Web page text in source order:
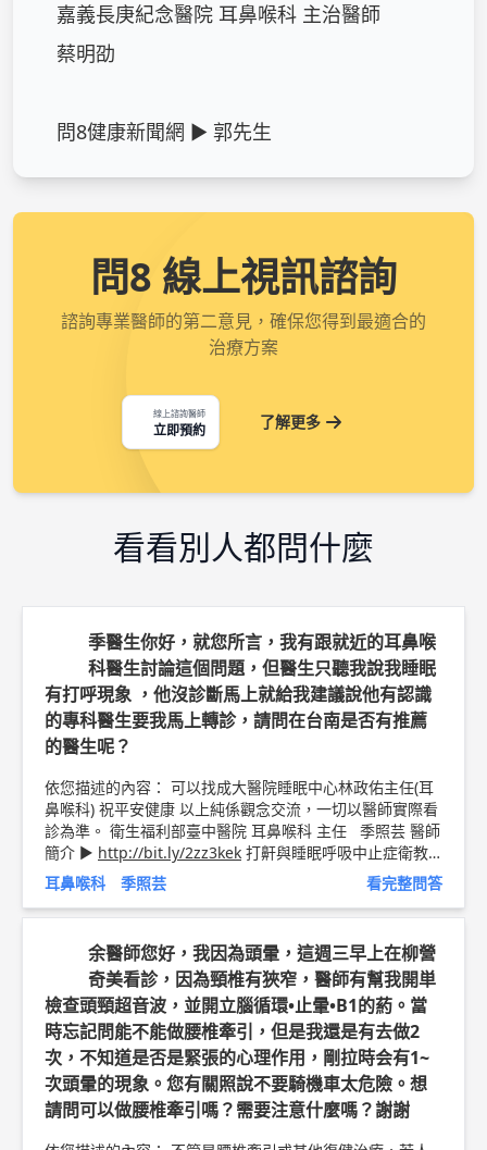
嘉義長庚紀念醫院 耳鼻喉科 主治醫師
蔡明劭
問8健康新聞網 ► 郭先生
問8 線上視訊諮詢
諮詢專業醫師的第二意見，確保您得到最適合的
治療方案
線上諮詢醫師
立即預約 了解更多
看看別人都問什麼
季醫生你好，就您所言，我有跟就近的耳鼻喉
科醫生討論這個問題，但醫生只聽我說我睡眠
有打呼現象 ，他沒診斷馬上就給我建議說他有認識
的專科醫生要我馬上轉診，請問在台南是否有推薦
的醫生呢？
依您描述的內容： 可以找成大醫院睡眠中心林政佑主任(耳
鼻喉科) 祝平安健康 以上純係觀念交流，一切以醫師實際看
診為準。 衛生福利部臺中醫院 耳鼻喉科 主任 季照芸 醫師
簡介 ► http://bit.ly/2zz3kek
文章http://bit.ly/2zyv7eZ
耳鼻喉科 季照芸 看完整問答
余醫師您好，我因為頭暈，這週三早上在柳營
奇美看診，因為頸椎有狹窄，醫師有幫我開単
檢查頭頸超音波，並開立腦循環•止暈•B1的葯。當
時忘記問能不能做腰椎牽引，但是我還是有去做2
次，不知道是否是緊張的心理作用，剛拉時会有1~
次頭暈的現象。您有關照說不要騎機車太危險。想
請問可以做腰椎牽引嗎？需要注意什麼嗎？謝謝